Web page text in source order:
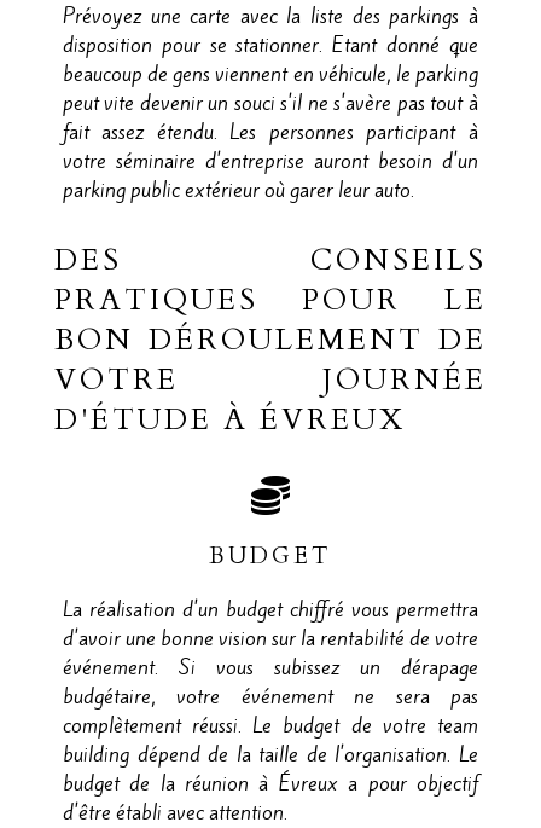
Prévoyez une carte avec la liste des parkings à
disposition pour se stationner. Etant donné que
beaucoup de gens viennent en véhicule, le parking
peut vite devenir un souci s'il ne s'avère pas tout à
fait assez étendu. Les personnes participant à
votre séminaire d'entreprise auront besoin d'un
parking public extérieur où garer leur auto.
DES CONSEILS
PRATIQUES POUR LE
BON DÉROULEMENT DE
VOTRE JOURNÉE
D'ÉTUDE À ÉVREUX
BUDGET
La réalisation d'un budget chiffré vous permettra
d'avoir une bonne vision sur la rentabilité de votre
événement. Si vous subissez un dérapage
budgétaire, votre événement ne sera pas
complètement réussi. Le budget de votre team
building dépend de la taille de l'organisation. Le
budget de la réunion à Évreux a pour objectif
d'être établi avec attention.